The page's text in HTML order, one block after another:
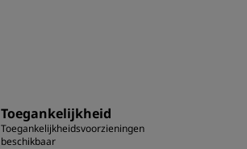
Toegankelijkheid
Toegankelijkheidsvoorzieningen
beschikbaar